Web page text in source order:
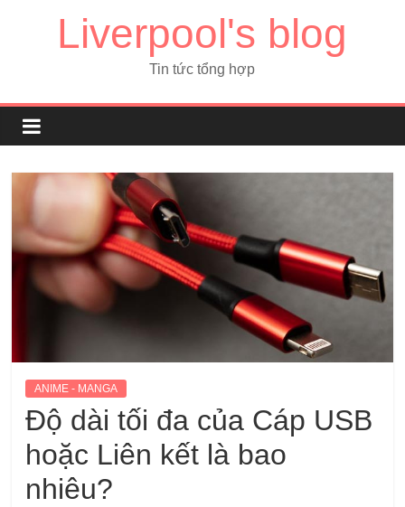
Liverpool's blog
Tin tức tổng hợp
ANIME - MANGA
Độ dài tối đa của Cáp USB
hoặc Liên kết là bao
nhiêu?